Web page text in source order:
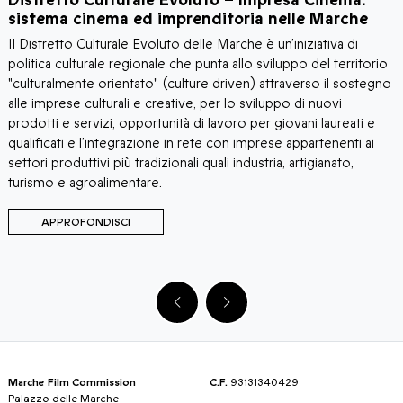
sistema cinema ed imprenditoria nelle Marche
Il Distretto Culturale Evoluto delle Marche è un’iniziativa di
politica culturale regionale che punta allo sviluppo del territorio
"culturalmente orientato" (culture driven) attraverso il sostegno
alle imprese culturali e creative, per lo sviluppo di nuovi
prodotti e servizi, opportunità di lavoro per giovani laureati e
qualificati e l’integrazione in rete con imprese appartenenti ai
settori produttivi più tradizionali quali industria, artigianato,
turismo e agroalimentare.
APPROFONDISCI
Marche Film Commission
Palazzo delle Marche
C.F. 93131340429